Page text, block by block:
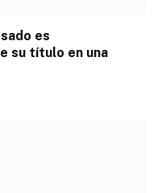
es
su título en una